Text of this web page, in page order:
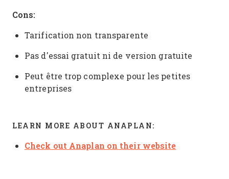
Cons:
Tarification non transparente
Pas d'essai gratuit ni de version gratuite
Peut être trop complexe pour les petites
entreprises
LEARN MORE ABOUT ANAPLAN:
Check out Anaplan on their website